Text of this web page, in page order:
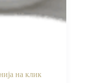
на клик